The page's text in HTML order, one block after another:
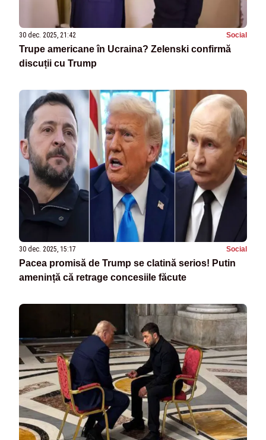
30 dec. 2025, 21:42 Social
Trupe americane în Ucraina? Zelenski confirmă
discuții cu Trump
30 dec. 2025, 15:17 Social
Pacea promisă de Trump se clatină serios! Putin
amenință că retrage concesiile făcute